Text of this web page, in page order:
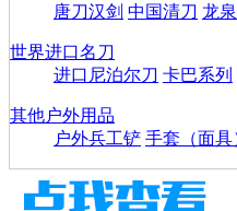
唐刀汉剑 中国清刀 龙
世界进口名刀
进口尼泊尔刀 卡巴系列
其他户外用品
户外兵工铲 手套（面具